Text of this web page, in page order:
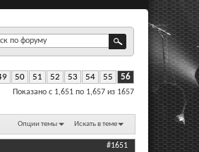
50 51 52 53 54 55 56
Показано с 1,651 по 1,657 из 1657
Опции темы Искать в теме
#1651